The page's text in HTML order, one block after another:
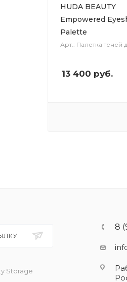
HUDA BEAUTY
Empowered
Palette
Арт.: Палетка теней
13 400 руб.
Storage
8